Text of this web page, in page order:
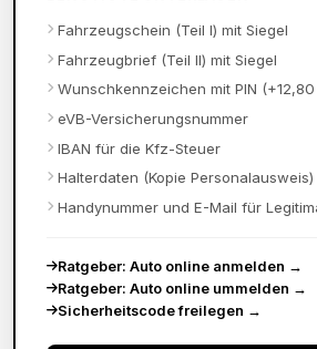
Fahrzeugschein (Teil I) mit Siegel
Fahrzeugbrief (Teil II) mit Siegel
Wunschkennzeichen mit PIN
eVB-Versicherungsnummer
IBAN für die Kfz-Steuer
Halterdaten (Kopie Personalausweis)
Handynummer und E-Mail für
Ratgeber: Auto online anmelden →
Ratgeber: Auto online ummelden →
Sicherheitscode freilegen →